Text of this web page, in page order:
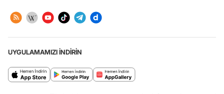
UYGULAMAMIZI İNDİRİN